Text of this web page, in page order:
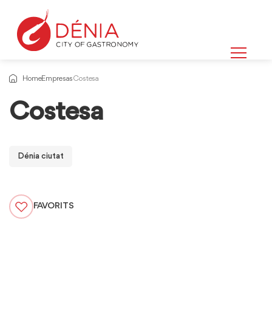
HomeEmpresasCostesa
Costesa
Dénia ciutat
FAVORITS